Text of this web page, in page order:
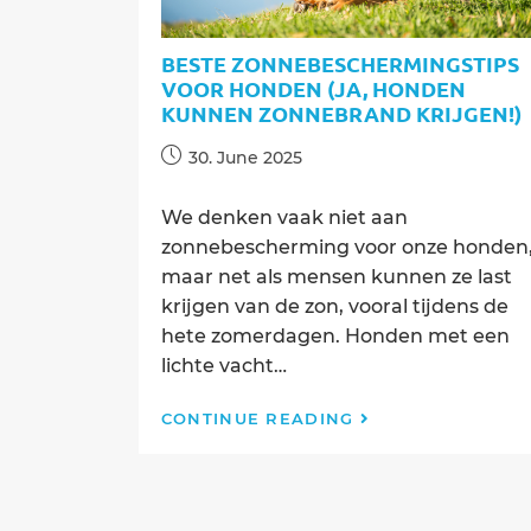
BESTE ZONNEBESCHERMINGSTIPS
VOOR HONDEN (JA, HONDEN
KUNNEN ZONNEBRAND KRIJGEN!)
Post30. June 2025
We denken vaak niet aan
zonnebescherming voor onze honden,
maar net als mensen kunnen ze last
krijgen van de zon, vooral tijdens de
hete zomerdagen. Honden met een
lichte vacht…
CONTINUE READING